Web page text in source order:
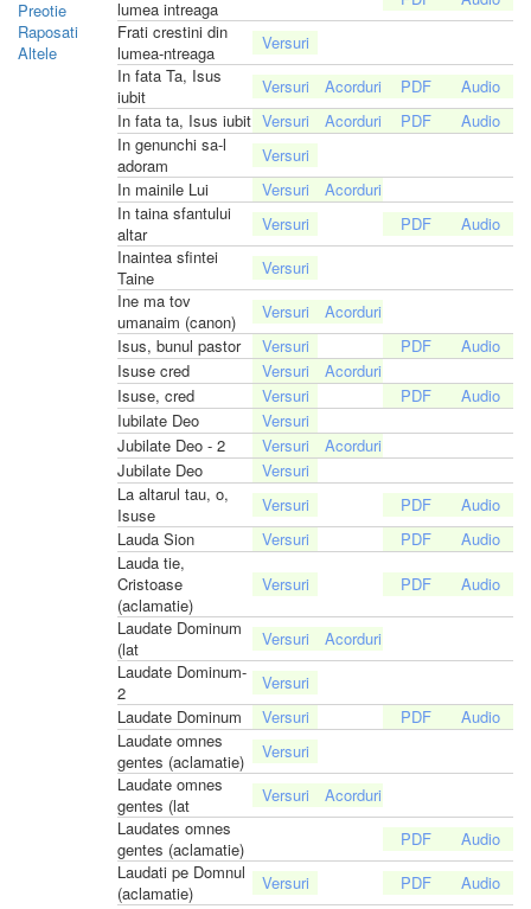
Preotie
Raposati
Altele
lumea intreaga
Frati crestini din
lumea-ntreaga
In fata Ta, Isus
iubit
In fata ta, Isus iubit
In genunchi sa-l
adoram
In mainile Lui
In taina sfantului
altar
Inaintea sfintei
Taine
Ine ma tov
umanaim (canon)
Isus, bunul pastor
Isuse cred
Isuse, cred
Iubilate Deo
Jubilate Deo - 2
Jubilate Deo
La altarul tau, o,
Isuse
Lauda Sion
Lauda tie,
Cristoase
(aclamatie)
Laudate Dominum
(lat
Laudate Dominum-
2
Laudate Dominum
Laudate omnes
gentes (aclamatie)
Laudate omnes
gentes (lat
Laudates omnes
gentes (aclamatie)
Laudati pe Domnul
(aclamatie)